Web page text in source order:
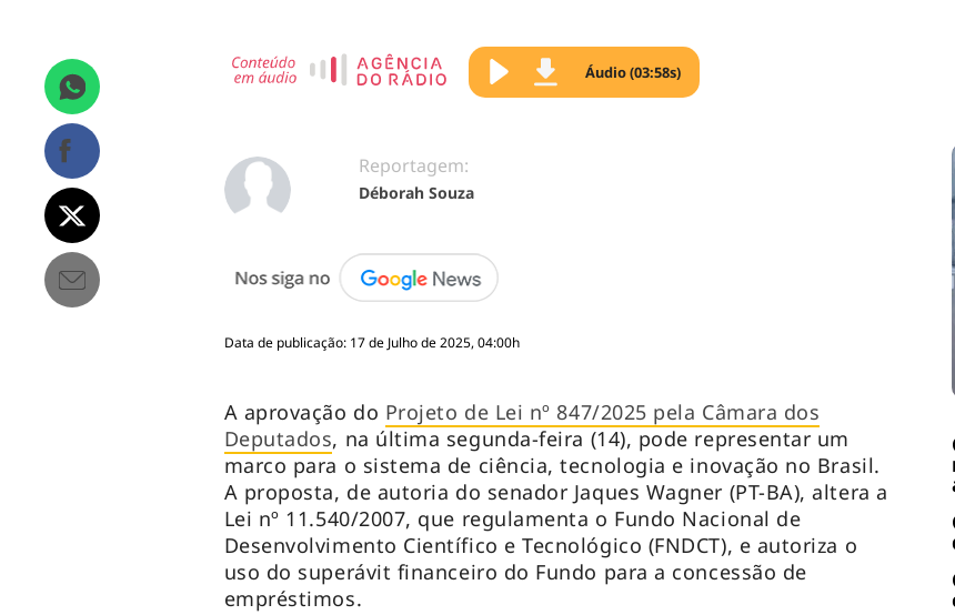
Áudio (03:58s)
Reportagem:
Déborah Souza
Data de publicação: 17 de Julho de 2025, 04:00h
A aprovação do Projeto de Lei nº 847/2025 pela Câmara dos
Deputados, na última segunda-feira (14), pode representar um
marco para o sistema de ciência, tecnologia e inovação no Brasil.
A proposta, de autoria do senador Jaques Wagner (PT-BA), altera a
Lei nº 11.540/2007, que regulamenta o Fundo Nacional de
Desenvolvimento Científico e Tecnológico (FNDCT), e autoriza o
uso do superávit financeiro do Fundo para a concessão de
empréstimos.